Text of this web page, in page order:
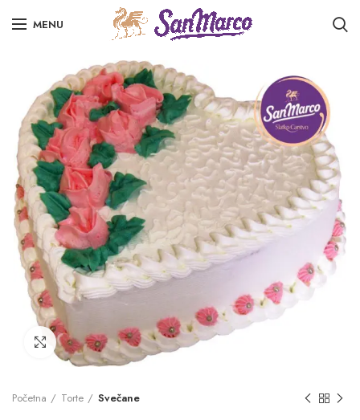
MENU
Click to enlarge
Početna Torte Svečane